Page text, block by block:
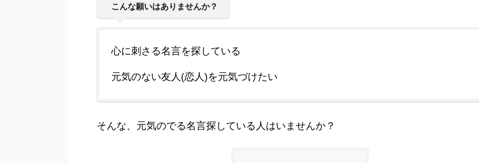
こんな願いはありませんか？
心に刺さる名言を探している
元気のない友人(恋人)を元気づけたい
そんな、元気のでる名言探している人はいませんか？